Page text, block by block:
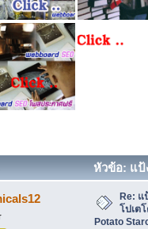
หัวข้อ: แป้
แป้งมันฝรั่ง (อ่าน Re: แ
โปเต
Potato